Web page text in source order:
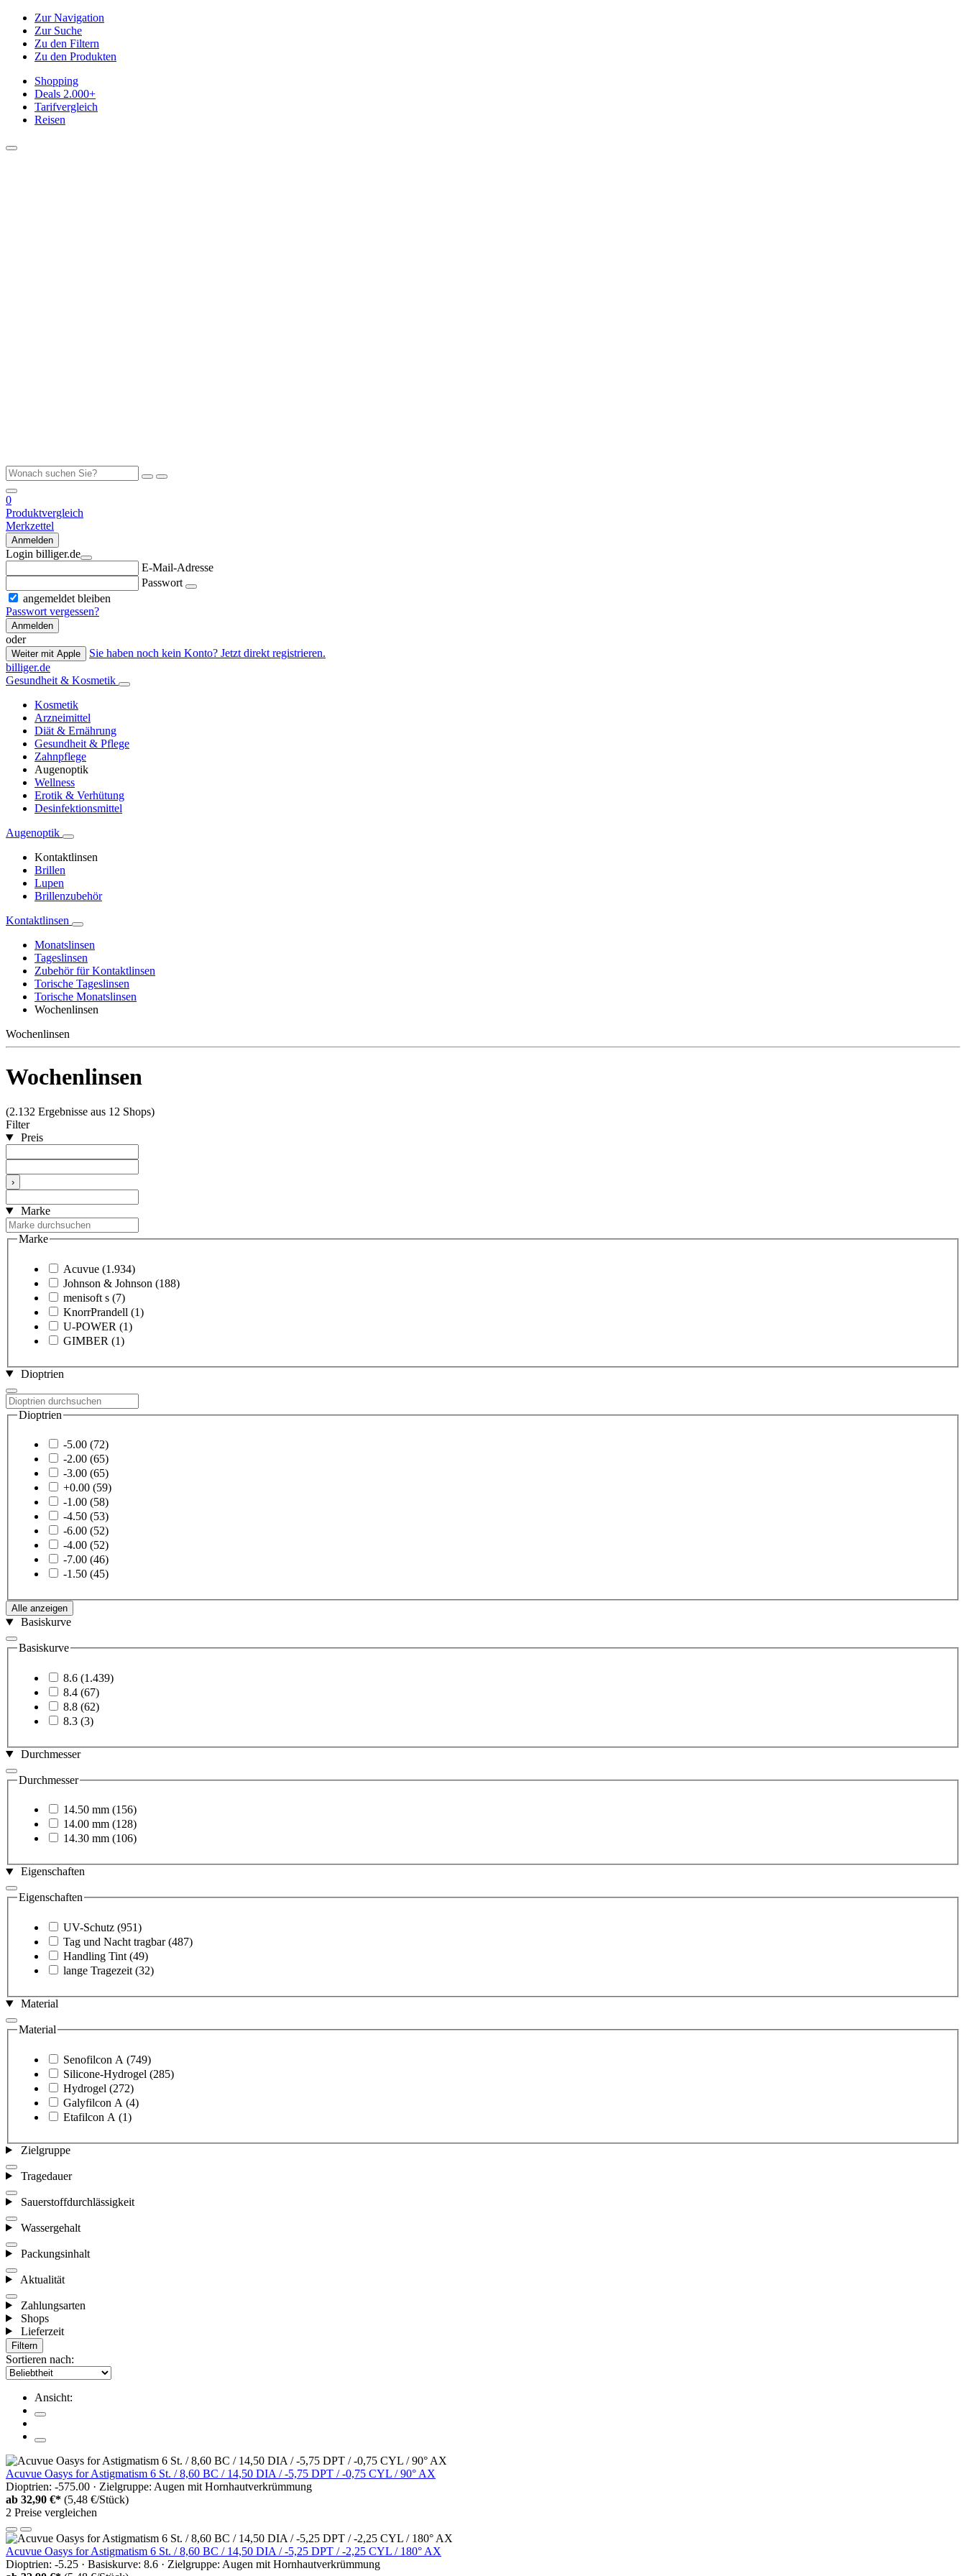
Zur Navigation
Zur Suche
Zu den Filtern
Zu den Produkten
Shopping
Deals 2.000+
Tarifvergleich
Reisen
0
Produktvergleich
Merkzettel
Anmelden
Login billiger.de
E-Mail-Adresse
Passwort
angemeldet bleiben
Passwort vergessen?
Anmelden
oder
Weiter mit Apple
Sie haben noch kein Konto? Jetzt direkt registrieren.
billiger.de
Gesundheit & Kosmetik
Kosmetik
Arzneimittel
Diät & Ernährung
Gesundheit & Pflege
Zahnpflege
Augenoptik
Wellness
Erotik & Verhütung
Desinfektionsmittel
Augenoptik
Kontaktlinsen
Brillen
Lupen
Brillenzubehör
Kontaktlinsen
Monatslinsen
Tageslinsen
Zubehör für Kontaktlinsen
Torische Tageslinsen
Torische Monatslinsen
Wochenlinsen
Wochenlinsen
Wochenlinsen
(2.132 Ergebnisse aus 12 Shops)
Filter
Preis
›
Marke
Marke
Acuvue (1.934)
Johnson & Johnson (188)
menisoft s (7)
KnorrPrandell (1)
U-POWER (1)
GIMBER (1)
Dioptrien
Dioptrien
-5.00 (72)
-2.00 (65)
-3.00 (65)
+0.00 (59)
-1.00 (58)
-4.50 (53)
-6.00 (52)
-4.00 (52)
-7.00 (46)
-1.50 (45)
Alle anzeigen
Basiskurve
Basiskurve
8.6 (1.439)
8.4 (67)
8.8 (62)
8.3 (3)
Durchmesser
Durchmesser
14.50 mm (156)
14.00 mm (128)
14.30 mm (106)
Eigenschaften
Eigenschaften
UV-Schutz (951)
Tag und Nacht tragbar (487)
Handling Tint (49)
lange Tragezeit (32)
Material
Material
Senofilcon A (749)
Silicone-Hydrogel (285)
Hydrogel (272)
Galyfilcon A (4)
Etafilcon A (1)
Zielgruppe
Tragedauer
Sauerstoffdurchlässigkeit
Wassergehalt
Packungsinhalt
Aktualität
Zahlungsarten
Shops
Lieferzeit
Filtern
Sortieren nach:
Ansicht:
Acuvue Oasys for Astigmatism 6 St. / 8,60 BC / 14,50 DIA / -5,75 DPT / -0,75 CYL / 90° AX
Dioptrien: -575.00 · Zielgruppe: Augen mit Hornhautverkrümmung
ab 32,90 €* (5,48 €/Stück)
2 Preise vergleichen
Acuvue Oasys for Astigmatism 6 St. / 8,60 BC / 14,50 DIA / -5,25 DPT / -2,25 CYL / 180° AX
Dioptrien: -5.25 · Basiskurve: 8.6 · Zielgruppe: Augen mit Hornhautverkrümmung